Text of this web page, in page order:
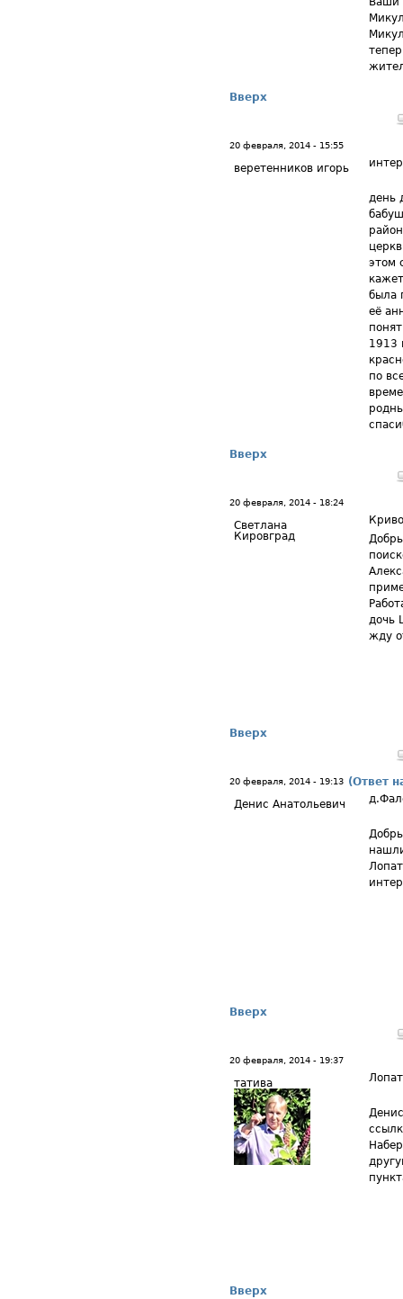
Вверх
20 февраля, 2014 - 15:55
веретенников игорь
день
этом
была
её
1913
по
Вверх
20 февраля, 2014 - 18:24
Светлана
Кировград
дочь
жду
Вверх
20 февраля, 2014 - 19:13 (Ответ
Денис Анатольевич
Вверх
20 февраля, 2014 - 19:37
татива
Вверх